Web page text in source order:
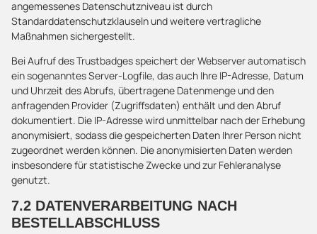
angemessenes Datenschutzniveau ist durch
Standarddatenschutzklauseln und weitere vertragliche
Maßnahmen sichergestellt.
Bei Aufruf des Trustbadges speichert der Webserver automatisch
ein sogenanntes Server-Logfile, das auch Ihre IP-Adresse, Datum
und Uhrzeit des Abrufs, übertragene Datenmenge und den
anfragenden Provider (Zugriffsdaten) enthält und den Abruf
dokumentiert. Die IP-Adresse wird unmittelbar nach der Erhebung
anonymisiert, sodass die gespeicherten Daten Ihrer Person nicht
zugeordnet werden können. Die anonymisierten Daten werden
insbesondere für statistische Zwecke und zur Fehleranalyse
genutzt.
7.2 DATENVERARBEITUNG NACH
BESTELLABSCHLUSS